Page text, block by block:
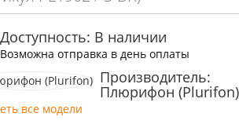
Доступность: В наличии
Возможна отправка в день оплаты
Производитель:
Плюрифон (Plurifon)
все модели